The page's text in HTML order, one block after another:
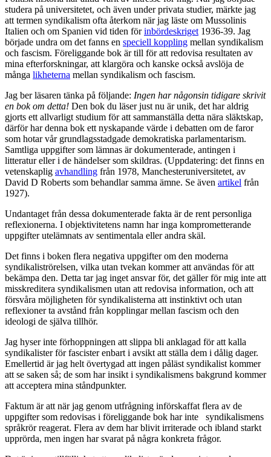
studera på universitetet, och även under privata studier, märkte jag
att termen syndikalism ofta återkom när jag läste om Mussolinis
Italien och om Spanien vid tiden förinbördeskriget 1936-39. Jag
började undra om det fanns en speciell koppling mellan syndikalism
och fascism. Föreliggande bok är till för att redovisa resultaten av
mina efterforskningar, att klargöra och kanske också avslöja de
många likheterna mellan syndikalism och fascism.
Jag ber läsaren tänka på följande: Ingen har någonsin tidigare skrivit
en bok om detta! Den bok du läser just nu är unik, det har aldrig
gjorts ett allvarligt studium för att sammanställa detta nära släktskap,
därför har denna bok ett nyskapande värde i debatten om de faror
som hotar vår grundlagsstadgade demokratiska parlamentarism.
Samtliga uppgifter som lämnas är dokumenterade, antingen i
litteratur eller i de händelser som skildras. (Uppdatering: det finns en
vetenskaplig avhandling från 1978, Manchesteruniversitetet, av
David D Roberts som behandlar samma ämne. Se även artikel från
1927).
Undantaget från dessa dokumenterade fakta är de rent personliga
reflexionerna. I objektivitetens namn har inga komprometterande
uppgifter utelämnats av sentimentala eller andra skäl.
Det finns i boken flera negativa uppgifter om den moderna
syndikaliströrelsen, vilka utan tvekan kommer att användas för att
bekämpa den. Detta tar jag inget ansvar för, det gäller för mig inte att
misskreditera syndikalismen utan att redovisa information, och att
försvåra möjligheten för syndikalisterna att instinktivt och utan
reflexioner ta avstånd från kopplingar mellan fascism och den
ideologi de själva tillhör.
Jag hyser inte förhoppningen att slippa bli anklagad för att kalla
syndikalister för fascister enbart i avsikt att ställa dem i dålig dager.
Emellertid är jag helt övertygad att ingen påläst syndikalist kommer
att se saken så; de som har insikt i syndikalismens bakgrund kommer
att acceptera mina ståndpunkter.
Faktum är att när jag genom utfrågning införskaffat flera av de
uppgifter som redovisas i föreliggande bok har inte syndikalismens
språkrör reagerat. Flera av dem har blivit irriterade och ibland starkt
upprörda, men ingen har svarat på några konkreta frågor.